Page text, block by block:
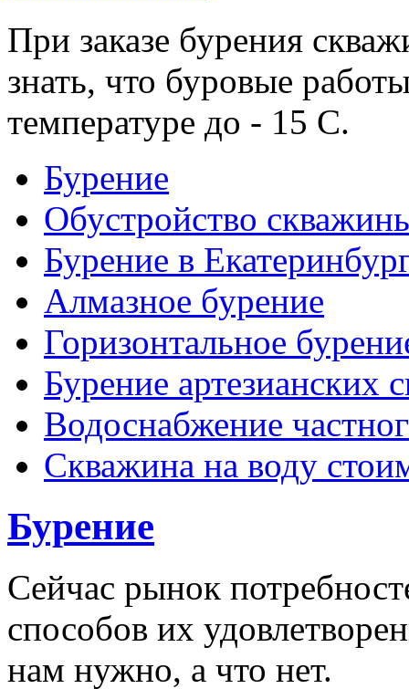
При заказе бурения
знать, что буровые
температуре до - 15 С.
Бурение
Обустройство
Бурение в
Алмазное бурение
Горизонтальное
Бурение артезианских
Водоснабжение
Скважина на воду
Бурение
Сейчас рынок
способов их
нам нужно, а что нет.